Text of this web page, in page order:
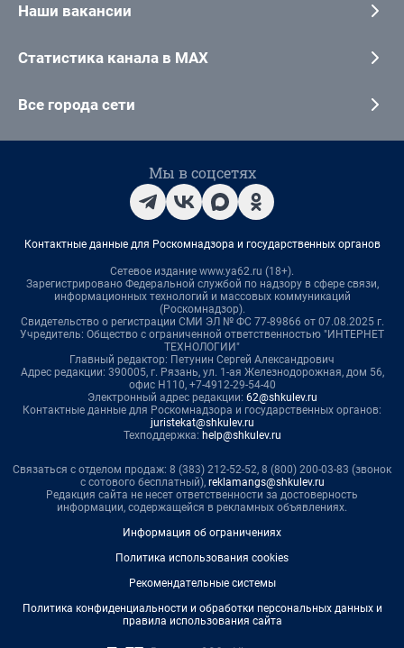
Наши вакансии
Статистика канала в MAX
Все города сети
Мы в соцсетях
Контактные данные для Роскомнадзора и государственных органов
Сетевое издание www.ya62.ru (18+).
Зарегистрировано Федеральной службой по надзору в сфере связи,
информационных технологий и массовых коммуникаций
(Роскомнадзор).
Свидетельство о регистрации СМИ ЭЛ № ФС 77-89866 от 07.08.2025 г.
Учредитель: Общество с ограниченной ответственностью "ИНТЕРНЕТ
ТЕХНОЛОГИИ"
Главный редактор: Петунин Сергей Александрович
Адрес редакции: 390005, г. Рязань, ул. 1-ая Железнодорожная, дом 56,
офис Н110, +7-4912-29-54-40
Электронный адрес редакции: 62@shkulev.ru
Контактные данные для Роскомнадзора и государственных органов:
juristekat@shkulev.ru
Техподдержка: help@shkulev.ru
Связаться с отделом продаж: 8 (383) 212-52-52, 8 (800) 200-03-83 (звонок
с сотового бесплатный), reklamangs@shkulev.ru
Редакция сайта не несет ответственности за достоверность
информации, содержащейся в рекламных объявлениях.
Информация об ограничениях
Политика использования cookies
Рекомендательные системы
Политика конфиденциальности и обработки персональных данных и
правила использования сайта